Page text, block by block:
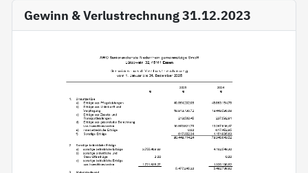
Gewinn & Verlustrechnung 31.12.2023